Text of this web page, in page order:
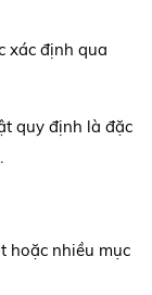
xác định qua
quy định là đặc
hoặc nhiều mục